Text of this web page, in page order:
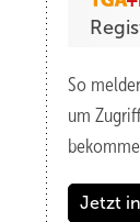
So
um
Jetzt